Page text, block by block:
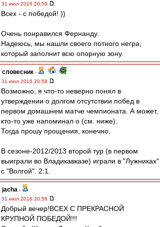
31 июл 2016 20:59
Всех - с победой! ))
Очень понравился Фернанду.
Надеюсь, мы нашли своего потного негра,
который заполнит всю опорную зону.
словесник -
31 июл 2016 20:58
Возможно, я что-то неверно понял в
утверждении о долгом отсутствии побед в
первом домашнем матче чемпионата. А может,
кто-то уже напоминал о (см. ниже).
Тогда прошу прощения, конечно.
В сезоне-2012/2013 второй тур (в первом
выиграли во Владикавказе) играли в "Лужниках"
с "Волгой". 2:1.
jacha -
31 июл 2016 20:58
Добрый вечер!ВСЕХ С ПРЕКРАСНОЙ
КРУПНОЙ ПОБЕДОЙ!!!